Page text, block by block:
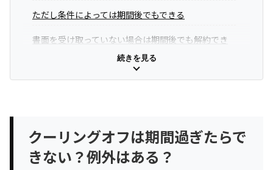
ただし条件によっては期間後でもできる
書面を受け取っていない場合は期間後でも解約でき
書面に不備がある場合は期間後でも解約できる
クーリングオフ期間が過ぎたら違約金を払う必要はあ
る？
続きを見る
クーリングオフは期間過ぎたらで
きない？例外はある？